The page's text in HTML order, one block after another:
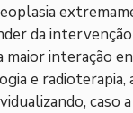
da
maior interação
e radioterapia,
caso